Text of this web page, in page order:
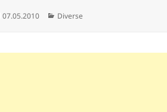
Publicat
07.05.2010 Categorii
Diverse